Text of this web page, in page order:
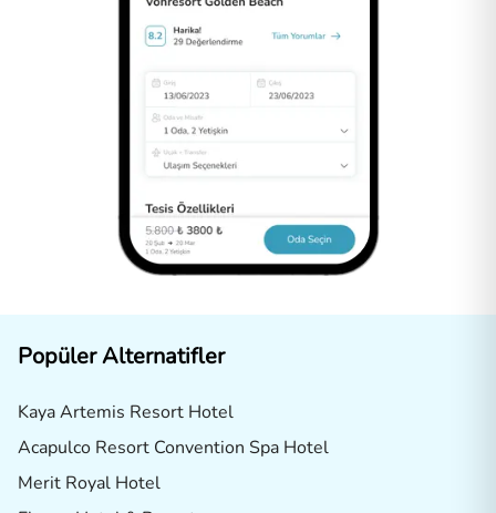
Popüler Alternatifler
Kaya Artemis Resort Hotel
Acapulco Resort Convention Spa Hotel
Merit Royal Hotel